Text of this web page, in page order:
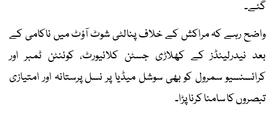
گئے۔
واضح رہے کہ مراکش کے خلاف پنالٹی شوٹ آؤٹ میں ناکامی کے
بعد نیدرلینڈز کے کھلاڑی جسٹن کلائیورٹ، کوئنٹن ٹمبر اور
کرائسنسیو سمرول کو بھی سوشل میڈیا پر نسل پرستانہ اور امتیازی
تبصروں کا سامنا کرنا پڑا۔